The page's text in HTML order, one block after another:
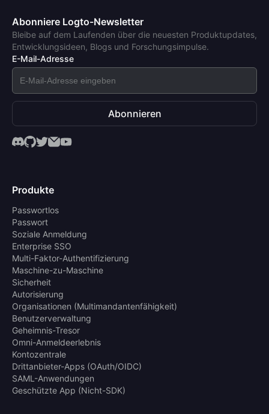
Abonniere Logto-Newsletter
Bleibe auf dem Laufenden über die neuesten Produktupdates,
Entwicklungsideen, Blogs und Forschungsimpulse.
E-Mail-Adresse
Abonnieren
Produkte
Passwortlos
Passwort
Soziale Anmeldung
Enterprise SSO
Multi-Faktor-Authentifizierung
Maschine-zu-Maschine
Sicherheit
Autorisierung
Organisationen (Multimandantenfähigkeit)
Benutzerverwaltung
Geheimnis-Tresor
Omni-Anmeldeerlebnis
Kontozentrale
Drittanbieter-Apps (OAuth/OIDC)
SAML-Anwendungen
Geschützte App (Nicht-SDK)